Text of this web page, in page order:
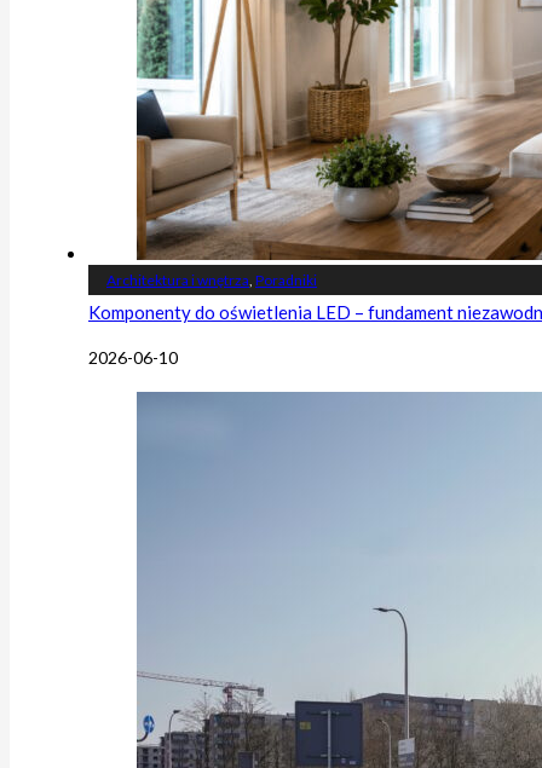
Architektura i wnętrza Poradniki
Komponenty do oświetlenia LED – fundament
2026-06-10